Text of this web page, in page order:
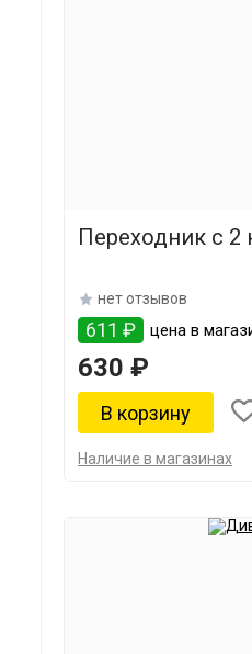
Переходник с
нет отзывов
611 ₽ цена в
630 ₽
Наличие в магазинах